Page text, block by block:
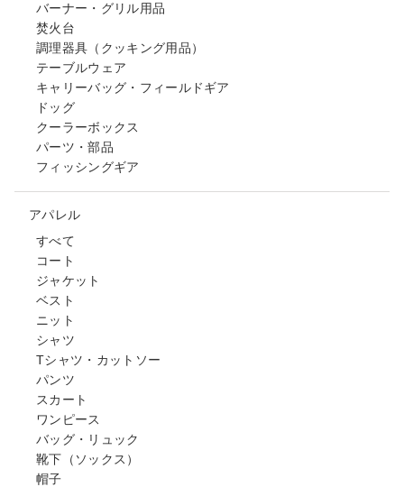
バーナー・グリル用品
焚火台
調理器具（クッキング用品）
テーブルウェア
キャリーバッグ・フィールドギア
ドッグ
クーラーボックス
パーツ・部品
フィッシングギア
アパレル
すべて
コート
ジャケット
ベスト
ニット
シャツ
Tシャツ・カットソー
パンツ
スカート
ワンピース
バッグ・リュック
靴下（ソックス）
帽子